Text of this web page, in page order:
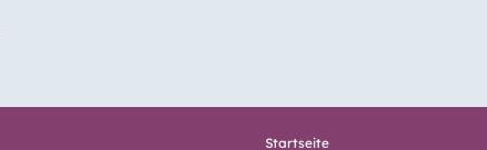
Startseite